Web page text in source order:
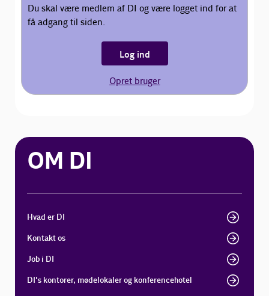
Du skal være medlem af DI og være logget ind for at
få adgang til siden.
Log ind
Opret bruger
OM DI
Hvad er DI
Kontakt os
Job i DI
DI's kontorer, mødelokaler og konferencehotel